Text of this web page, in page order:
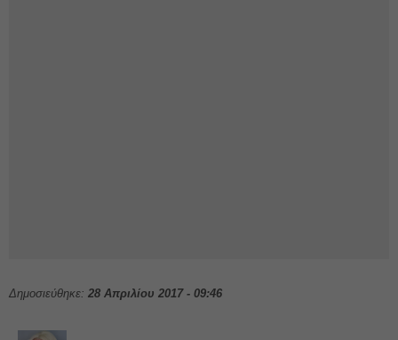
Δημοσιεύθηκε: 28 Απριλίου 2017 - 09:46